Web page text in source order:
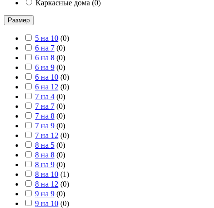
Каркасные дома (0)
Размер
5 на 10 (0)
6 на 7 (0)
6 на 8 (0)
6 на 9 (0)
6 на 10 (0)
6 на 12 (0)
7 на 4 (0)
7 на 7 (0)
7 на 8 (0)
7 на 9 (0)
7 на 12 (0)
8 на 5 (0)
8 на 8 (0)
8 на 9 (0)
8 на 10 (1)
8 на 12 (0)
9 на 9 (0)
9 на 10 (0)